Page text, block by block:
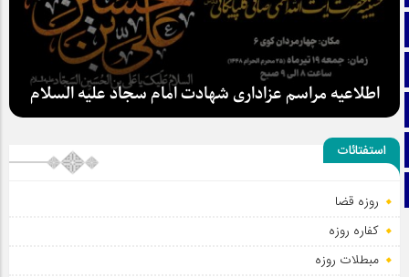
آپارات
اینستاگرام
اطلاعیه مراسم عزاداری شهادت امام سجاد علیه السلام
استفتائات
روزه قضا
کفاره روزه
مبطلات روزه